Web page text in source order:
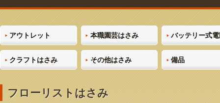
アウトレット 本職園芸はさみ バッテリー式
クラフトはさみ その他はさみ 備品
フローリストはさみ